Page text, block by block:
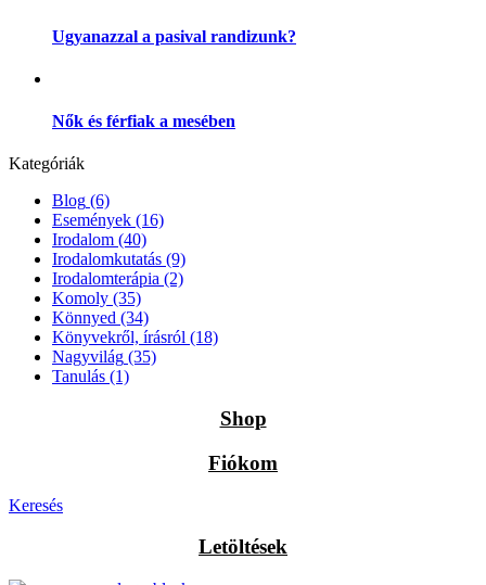
Ugyanazzal a pasival randizunk?
Nők és férfiak a mesében
Kategóriák
Blog (6)
Események (16)
Irodalom (40)
Irodalomkutatás (9)
Irodalomterápia (2)
Komoly (35)
Könnyed (34)
Könyvekről, írásról (18)
Nagyvilág (35)
Tanulás (1)
Shop
Fiókom
Keresés
Letöltések